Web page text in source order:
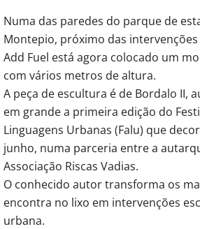
Numa das paredes do parque de
Montepio, próximo das intervenções
Add Fuel está agora colocado um
com vários metros de altura.
A peça de escultura é de Bordalo II,
em grande a primeira edição do
Linguagens Urbanas (Falu) que
junho, numa parceria entre a
Associação Riscas Vadias.
O conhecido autor transforma os
encontra no lixo em intervenções
urbana.